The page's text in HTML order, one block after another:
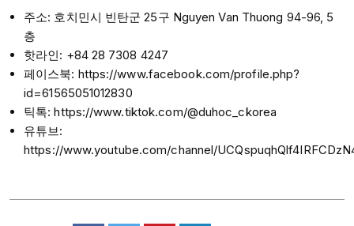
주소: 호치민시 빈탄군 25구 Nguyen Van Thuong 94-96, 5
층
핫라인: +84 28 7308 4247
페이스북: https://www.facebook.com/profile.php?
id=61565051012830
틱톡: https://www.tiktok.com/@duhoc_ckorea
유튜브:
https://www.youtube.com/channel/